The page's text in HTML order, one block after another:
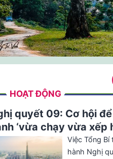
HOẠT ĐỘNG
quyết 09: Cơ hội
‘vừa chạy vừa xếp
Việc Tổng Bí
hành Nghị